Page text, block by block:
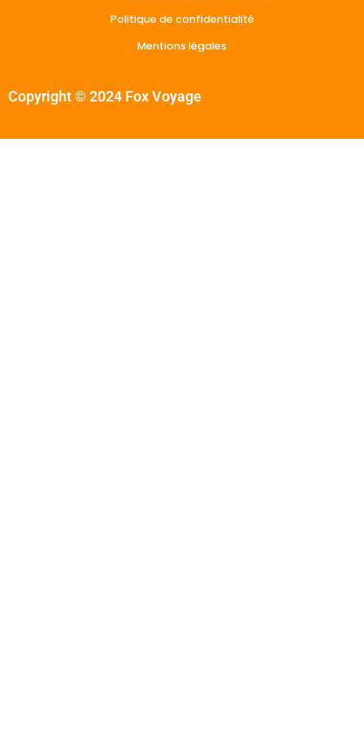
Politique de confidentialité
Mentions légales
Copyright © 2024 Fox Voyage